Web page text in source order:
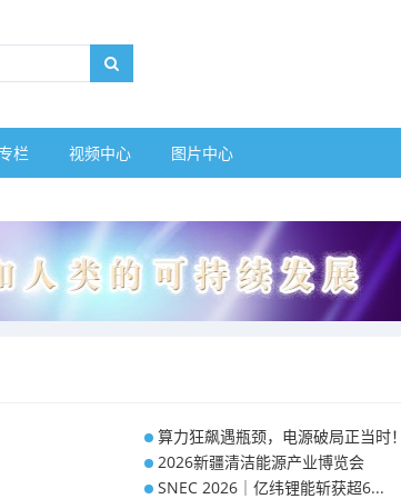
栏 视频中心 图片中心
算力狂飙遇瓶颈，电源破局正当时！
2026新疆清洁能源产业博览会
SNEC 2026｜亿纬锂能斩获超6...